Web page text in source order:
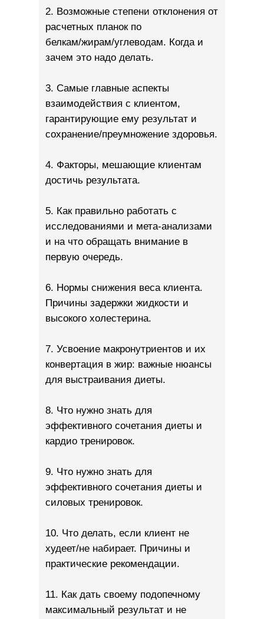
2. Возможные степени отклонения от
расчетных планок по
белкам/жирам/углеводам. Когда и
зачем это надо делать.
3. Самые главные аспекты
взаимодействия с клиентом,
гарантирующие ему результат и
сохранение/преумножение здоровья.
4. Факторы, мешающие клиентам
достичь результата.
5. Как правильно работать с
исследованиями и мета-анализами
и на что обращать внимание в
первую очередь.
6. Нормы снижения веса клиента.
Причины задержки жидкости и
высокого холестерина.
7. Усвоение макронутриентов и их
конвертация в жир: важные нюансы
для выстраивания диеты.
8. Что нужно знать для
эффективного сочетания диеты и
кардио тренировок.
9. Что нужно знать для
эффективного сочетания диеты и
силовых тренировок.
10. Что делать, если клиент не
худеет/не набирает. Причины и
практические рекомендации.
11. Как дать своему подопечному
максимальный результат и не